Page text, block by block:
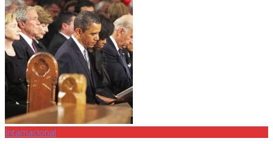
Intarnacional